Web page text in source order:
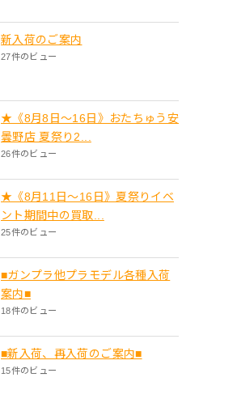
新入荷のご案内
27件のビュー
★《8月8日～16日》おたちゅう安
曇野店 夏祭り2...
26件のビュー
★《8月11日～16日》夏祭りイベ
ント期間中の買取...
25件のビュー
■ガンプラ他プラモデル各種入荷
案内■
18件のビュー
■新入荷、再入荷のご案内■
15件のビュー